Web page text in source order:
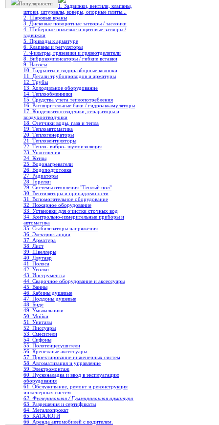
Популярности
1. Задвижки, вентили, клапаны,
штоки, штурвалы, коверы, опорные плиты...
2. Шаровые краны
3. Дисковые поворотные затворы / заслонки
4. Шиберные ножевые и щитовые затворы /
задвижки
5. Приводы к арматуре
6. Клапаны и регуляторы
7. Фильтры, грязевики и грязеотделители
8. Виброкомпенсаторы / гибкие вставки
9. Насосы
10. Гидранты и водоразборные колонки
11. Детали трубопроводов и арматуры
12. Трубы
13. Холодильное oборудование
14. Теплообменники
15. Средства учета теплопотребления
16. Расширительные баки / гидроаккамуляторы
17. Конденсатоотводчики, сепараторы и
воздухоотводчики
18. Счетчики воды, газа и тепла
19. Теплоавтоматика
20. Теплогенераторы
21. Тепловентиляторы
22. Тепло- вибро- шумоизоляция
23. Уплотнения
24. Котлы
25. Водонагреватели
26. Водоподготовка
27. Радиаторы
28. Горелки
29. Системы отопления "Теплый пол"
30. Вентиляторы и принадлежности
31. Вспомогательное оборудование
32. Пожарное оборудование
33. Установки для очистки сточных вод
34. Контрольно-измерительные приборы и
автоматика
35. Стабилизаторы напряжения
36. Электростанции
37. Арматура
38. Лист
39. Швеллеры
40. Двутавр
41. Полоса
42. Уголки
43. Инструменты
44. Сварочное оборудование и аксессуары
45. Ванны
46. Кабины душевые
47. Поддоны душевые
48. Биде
49. Умывальники
50. Мойки
51. Унитазы
52. Писсуары
53. Смесители
54. Сифоны
55. Полотенцесушители
56. Крепежные аксессуары
57. Проектирование инженерных систем
58. Автоматизация и управление
59. Электромонтаж
60. Пусконаладка и ввод в эксплуатацию
оборудования
61. Обслуживание, ремонт и реконструкция
инженерных систем
62. Футерованная / Гуммированная арматура
63. Разрешения и сертификаты
64. Металлопрокат
65. КАТАЛОГИ
66. Аренда автомобилей с водителем.